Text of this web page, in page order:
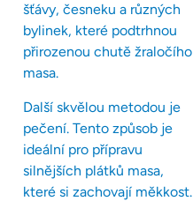
šťávy, česneku a různých
bylinek, které podtrhnou
přirozenou chutě žraločího
masa.
Další skvělou metodou je
pečení. Tento způsob je
ideální pro přípravu
silnějších plátků masa,
které si zachovají měkkost.